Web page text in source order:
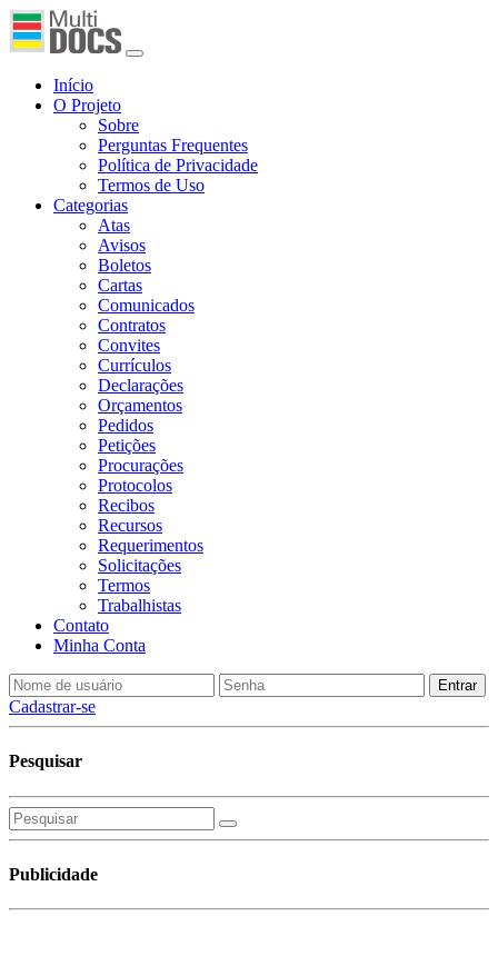
Início
O Projeto
Sobre
Perguntas Frequentes
Política de Privacidade
Termos de Uso
Categorias
Atas
Avisos
Boletos
Cartas
Comunicados
Contratos
Convites
Currículos
Declarações
Orçamentos
Pedidos
Petições
Procurações
Protocolos
Recibos
Recursos
Requerimentos
Solicitações
Termos
Trabalhistas
Contato
Minha Conta
Cadastrar-se
Pesquisar
Publicidade